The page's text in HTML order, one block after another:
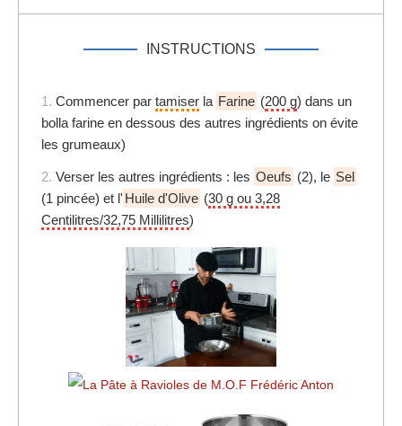
INSTRUCTIONS
1. Commencer par tamiser la Farine (200 g) dans un
bolla farine en dessous des autres ingrédients on évite
les grumeaux)
2. Verser les autres ingrédients : les Oeufs (2), le Sel
(1 pincée) et l' Huile d'Olive (30 g ou 3,28
Centilitres/32,75 Millilitres)